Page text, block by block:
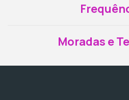
Moradas e